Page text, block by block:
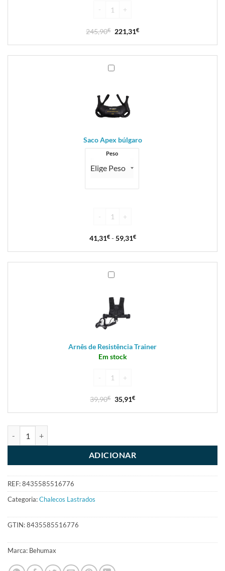
245,90€ 221,31€
Saco Apex búlgaro
Peso
41,31€ - 59,31€
Arnês de Resistência Trainer
Em stock
39,90€ 35,91€
ADICIONAR
REF:8435585516776
Categoria:Chalecos Lastrados
GTIN:8435585516776
Marca: Behumax